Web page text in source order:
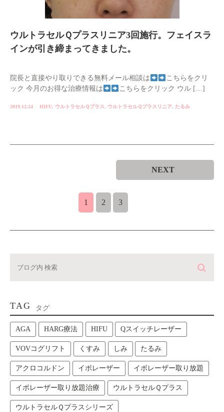
ウルトラセルＱプラスリニア3回施行。フェイスラ
インが引き締まってきました。
院長と直接やり取りできる無料メール相談は
こちらをクリ
ック 今月のお得な治療情報は
こちらをクリック ウル […]
2019.12.24 HIFU, ウルトラセルＱプラス, ウルトラセルＱプラスリニア, たるみ
1 2 3
NEXT
TAG タグ
AGA HARG療法 HIFU Qスイッチレーザー
VOVコグリフト くすみ しみ たるみ
アクロコルドン イボレーザー イボレーザー取り放題
イボレーザー取り放題治療 ウルトラセルＱプラス
ウルトラセルＱプラスシリーズ